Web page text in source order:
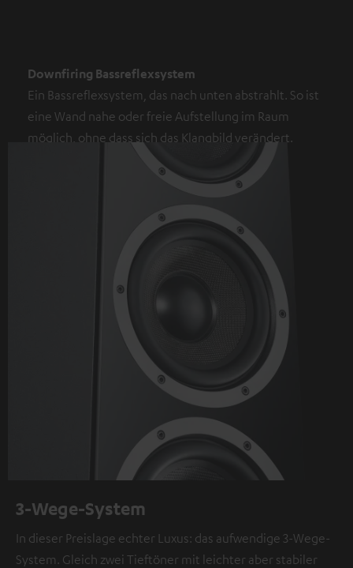
Downfiring Bassreflexsystem
Ein Bassreflexsystem, das nach unten abstrahlt. So ist
eine Wand nahe oder freie Aufstellung im Raum
möglich, ohne dass sich das Klangbild verändert.
3-Wege-System
In dieser Preislage echter Luxus: das aufwendige 3-Wege-
System. Gleich zwei Tieftöner mit leichter aber stabiler